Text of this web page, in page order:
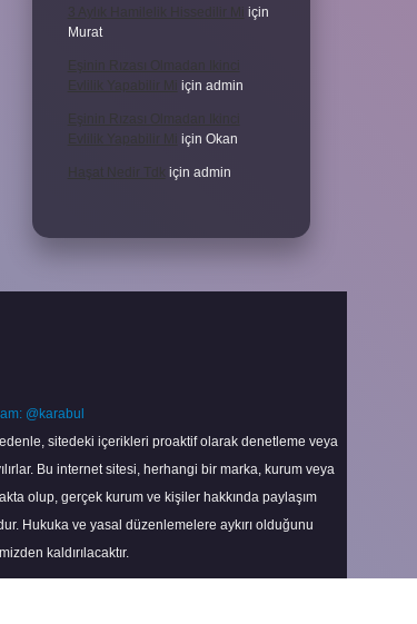
3 Aylık Hamilelik Hissedilir Mi için
Murat
Eşinin Rızası Olmadan Ikinci
Evlilik Yapabilir Mi için admin
Eşinin Rızası Olmadan Ikinci
Evlilik Yapabilir Mi için Okan
Haşat Nedir Tdk için admin
@karabul
sitedeki içerikleri proaktif olarak denetleme veya
Bu internet sitesi, herhangi bir marka, kurum veya
olup, gerçek kurum ve kişiler hakkında paylaşım
Hukuka ve yasal düzenlemelere aykırı olduğunu
kaldırılacaktır.